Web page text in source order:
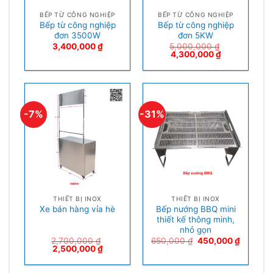
BẾP TỪ CÔNG NGHIỆP
Bếp từ công nghiệp
đơn 3500W
3,400,000₫
BẾP TỪ CÔNG NGHIỆP
Bếp từ công nghiệp
đơn 5KW
5,000,000₫
4,300,000₫
-7%
THIẾT BỊ INOX
Xe bán hàng vỉa hè
2,700,000₫
2,500,000₫
-31%
THIẾT BỊ INOX
Bếp nướng BBQ mini
thiết kế thông minh,
nhỏ gọn
650,000₫ 450,000₫